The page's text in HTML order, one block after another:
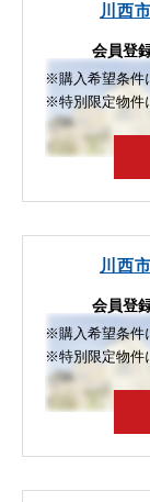
川西
会員登
※購入希望条件
※特別限定物件
川西
会員登
※購入希望条件
※特別限定物件